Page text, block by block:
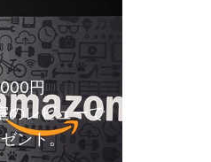
円
のレビューで
ント。